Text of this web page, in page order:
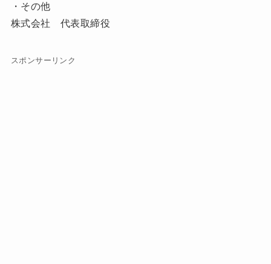
・その他
株式会社 代表取締役
スポンサーリンク